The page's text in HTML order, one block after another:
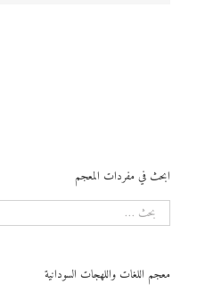
ابحث في مفردات المعجم
البحث
معجم اللغات واللهجات السودانية